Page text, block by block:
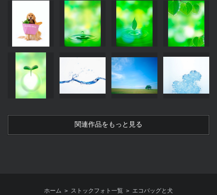
関連作品をもっと見る
ホーム > ストックフォト一覧 > エコバッグと犬